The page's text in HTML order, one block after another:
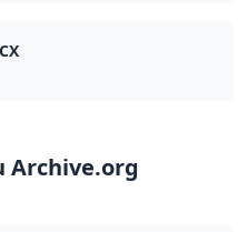
Archive.org